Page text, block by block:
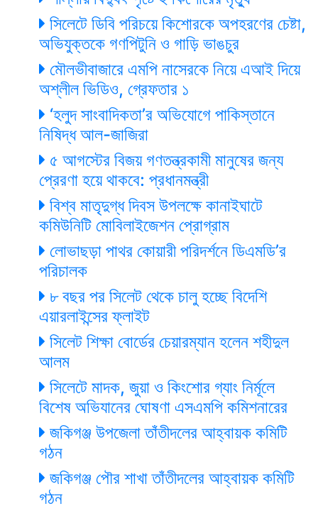
সিলেটে ডিবি পরিচয়ে কিশোরকে অপহরণের চেষ্টা,
অভিযুক্তকে গণপিটুনি ও গাড়ি ভাঙচুর
মৌলভীবাজারে এমপি নাসেরকে নিয়ে এআই দিয়ে
অশ্লীল ভিডিও, গ্রেফতার ১
‘হলুদ সাংবাদিকতা’র অভিযোগে পাকিস্তানে
নিষিদ্ধ আল-জাজিরা
৫ আগস্টের বিজয় গণতন্ত্রকামী মানুষের জন্য
প্রেরণা হয়ে থাকবে: প্রধানমন্ত্রী
বিশ্ব মাতৃদুগ্ধ দিবস উপলক্ষে কানাইঘাটে
কমিউনিটি মোবিলাইজেশন প্রোগ্রাম
লোভাছড়া পাথর কোয়ারী পরিদর্শনে ডিএমডি’র
পরিচালক
৮ বছর পর সিলেট থেকে চালু হচ্ছে বিদেশি
এয়ারলাইন্সের ফ্লাইট
সিলেট শিক্ষা বোর্ডের চেয়ারম্যান হলেন শহীদুল
আলম
সিলেটে মাদক, জুয়া ও কিংশোর গ্যাং নির্মূলে
বিশেষ অভিযানের ঘোষণা এসএমপি কমিশনারের
জকিগঞ্জ উপজেলা তাঁতীদলের আহ্বায়ক কমিটি
গঠন
জকিগঞ্জ পৌর শাখা তাঁতীদলের আহ্বায়ক কমিটি
গঠন